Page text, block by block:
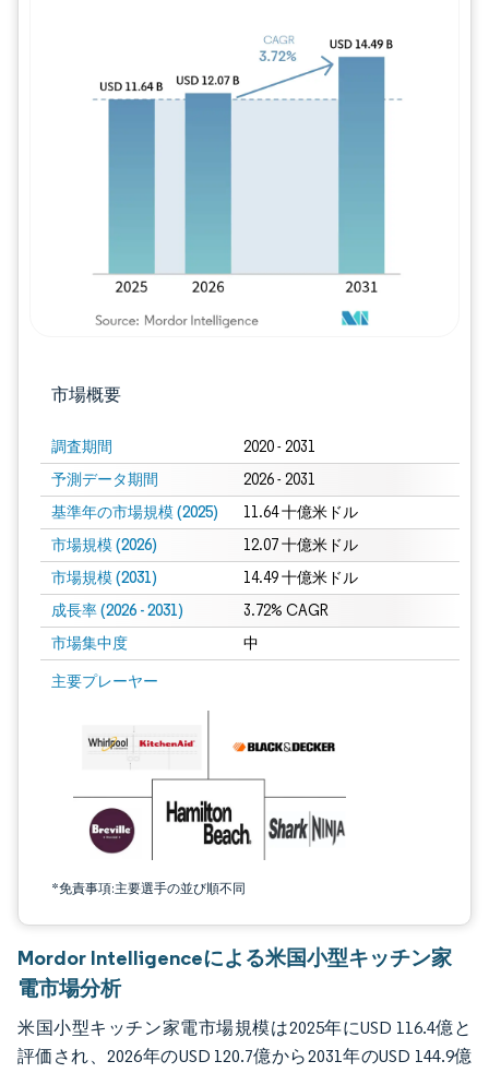
市場概要
調査期間 2020 - 2031
予測データ期間 2026 - 2031
基準年の市場規模 (2025) 11.64 十億米ドル
市場規模 (2026) 12.07 十億米ドル
市場規模 (2031) 14.49 十億米ドル
成長率 (2026 - 2031) 3.72% CAGR
市場集中度 中
主要プレーヤー
*免責事項:主要選手の並び順不同
画像 © Mordor Intelligence。再利用にはCC BY 4.0の表示が必要です。
Mordor Intelligenceによる米国小型キッチン家
電市場分析
米国小型キッチン家電市場規模は2025年にUSD 116.4億と
評価され、2026年のUSD 120.7億から2031年のUSD 144.9億